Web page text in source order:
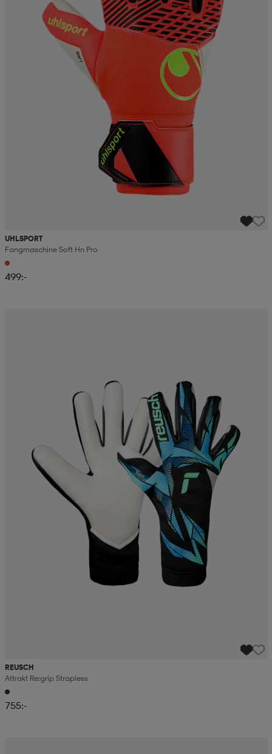
UHLSPORT
Fangmaschine Soft Hn Pro
499:-
REUSCH
Attrakt Re:grip Strapless
755:-